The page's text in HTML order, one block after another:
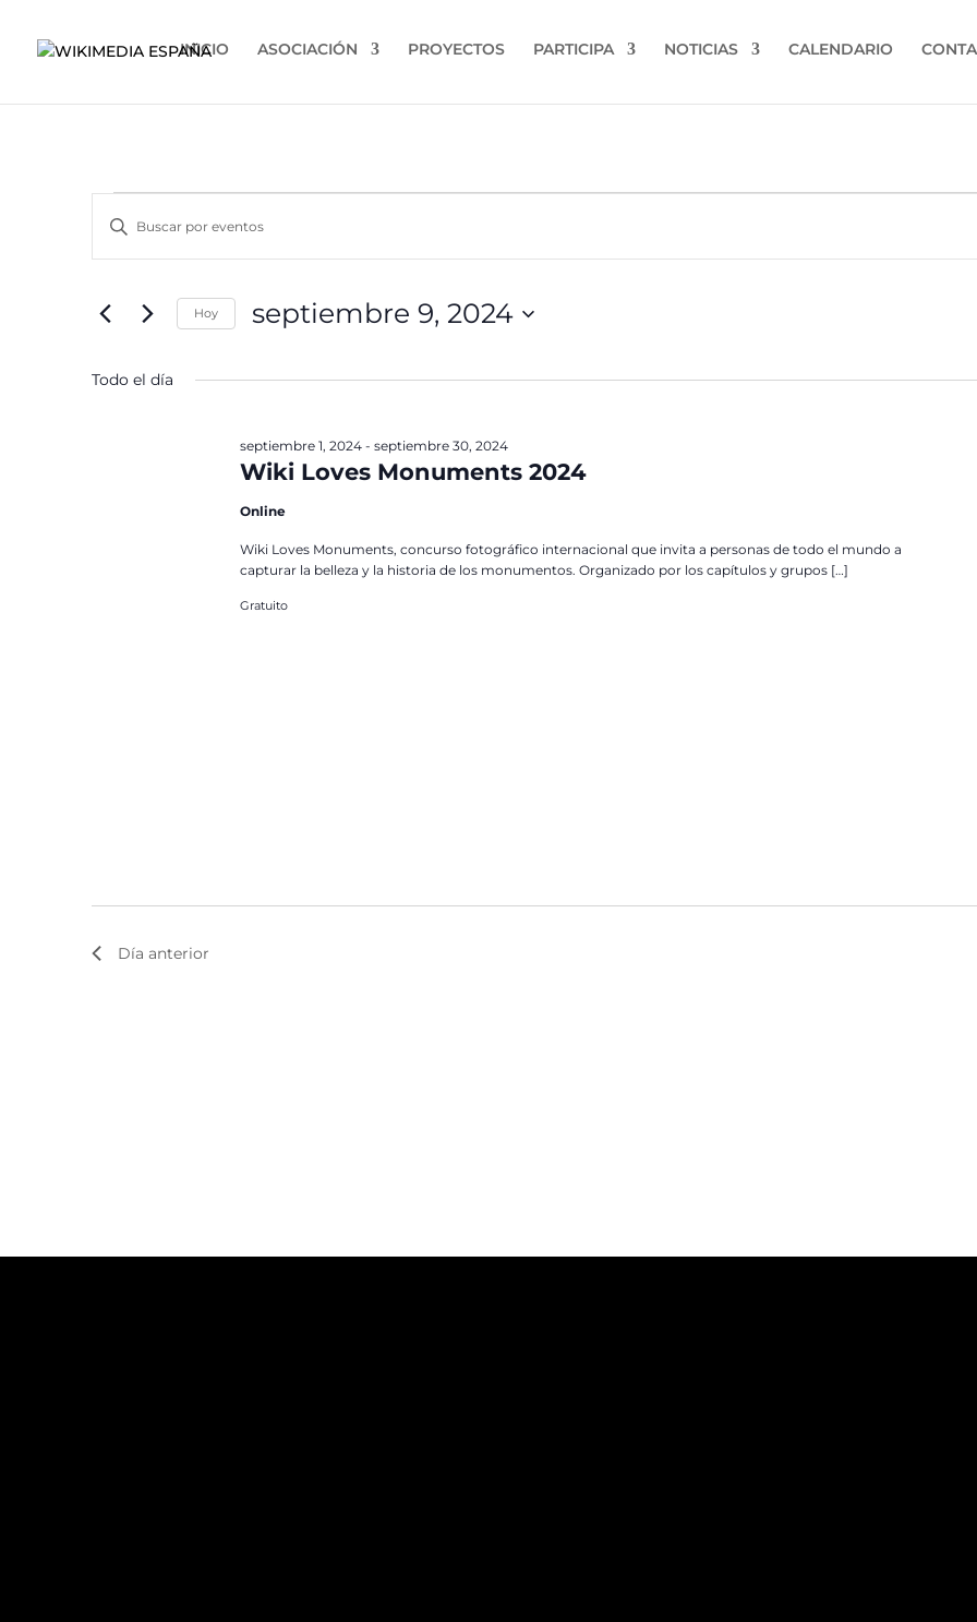
INICIO ASOCIACIÓN PROYECTOS PARTICIPA NOTICIAS CALENDARIO
Eventos
en
septiembre
9,
de
búsqueda
vistas
Eventos
Introduce
Busca
para
Hoy septiembre 9, 2024
Todo el día
Wiki Loves Monuments 2024
septiembre 1, 2024- septiembre 30, 2024
Online
Wiki Loves Monuments, concurso fotográfico internacional que invita a personas de todo el mundo a
capturar la belleza y la historia de los monumentos. Organizado por los capítulos y grupos […]
Gratuito
Día anterior